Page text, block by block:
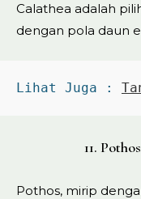
Calathea adalah
dengan pola daun
Lihat Juga :
11.
Pothos, mirip